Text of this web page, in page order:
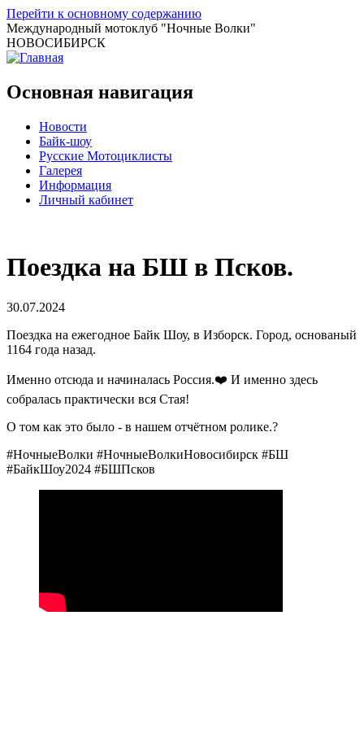
Перейти к основному содержанию
Международный мотоклуб "Ночные Волки"
НОВОСИБИРСК
Основная навигация
Новости
Байк-шоу
Русские Мотоциклисты
Галерея
Информация
Личный кабинет
Поездка на БШ в Псков.
30.07.2024
Поездка на ежегодное Байк Шоу, в Изборск. Город, основаный
1164 года назад.
Именно отсюда и начиналась Россия.❤️ И именно здесь
собралась практически вся Стая!
О том как это было - в нашем отчётном ролике.?
#НочныеВолки #НочныеВолкиНовосибирск #БШ
#БайкШоу2024 #БШПсков